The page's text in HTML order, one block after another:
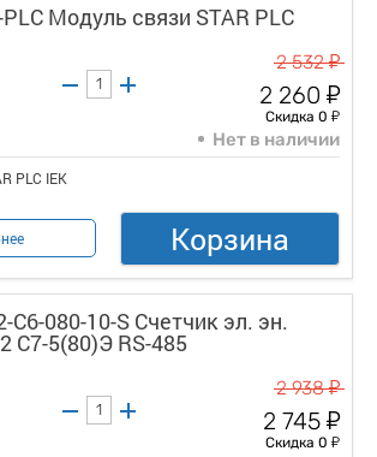
Модуль связи STAR PLC
2 532у
2 260 у
Скидка 0 у
Нет в наличии
PLC IEK
Корзина
C6-080-10-S Счетчик эл. эн.
С7-5(80)Э RS-485
2 938у
2 745 у
Скидка 0 у